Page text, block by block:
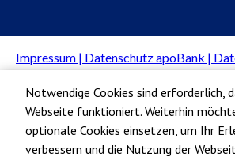
Notwendige Cookies sind erforderlich,
Webseite funktioniert. Weiterhin
optionale Cookies einsetzen, um Ihr
verbessern und die Nutzung der